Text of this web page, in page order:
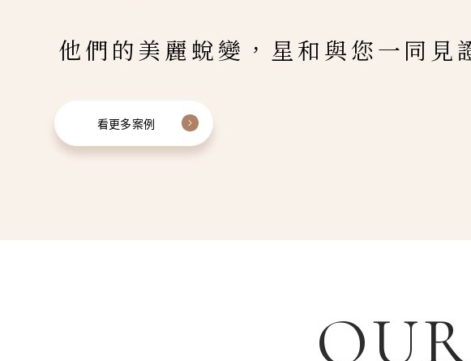
他們的美麗蛻變，星和與您一同見
看更多案例